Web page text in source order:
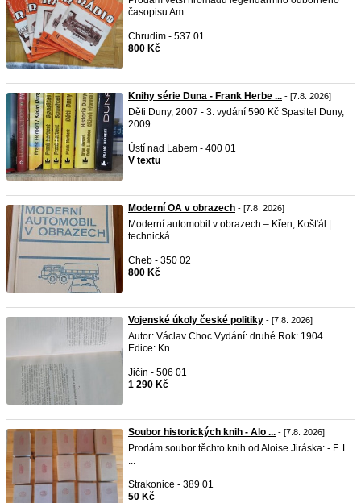
časopisu Am ...
Chrudim - 537 01
800 Kč
Knihy série Duna - Frank Herbe ... - [7.8. 2026]
Děti Duny, 2007 - 3. vydání 590 Kč Spasitel Duny,
2009 ...
Ústí nad Labem - 400 01
V textu
Moderní OA v obrazech - [7.8. 2026]
Moderní automobil v obrazech – Křen, Košťál |
technická ...
Cheb - 350 02
800 Kč
Vojenské úkoly české politiky - [7.8. 2026]
Autor: Václav Choc Vydání: druhé Rok: 1904
Edice: Kn ...
Jičín - 506 01
1 290 Kč
Soubor historických knih - Alo ... - [7.8. 2026]
Prodám soubor těchto knih od Aloise Jiráska: - F. L.
...
Strakonice - 389 01
50 Kč